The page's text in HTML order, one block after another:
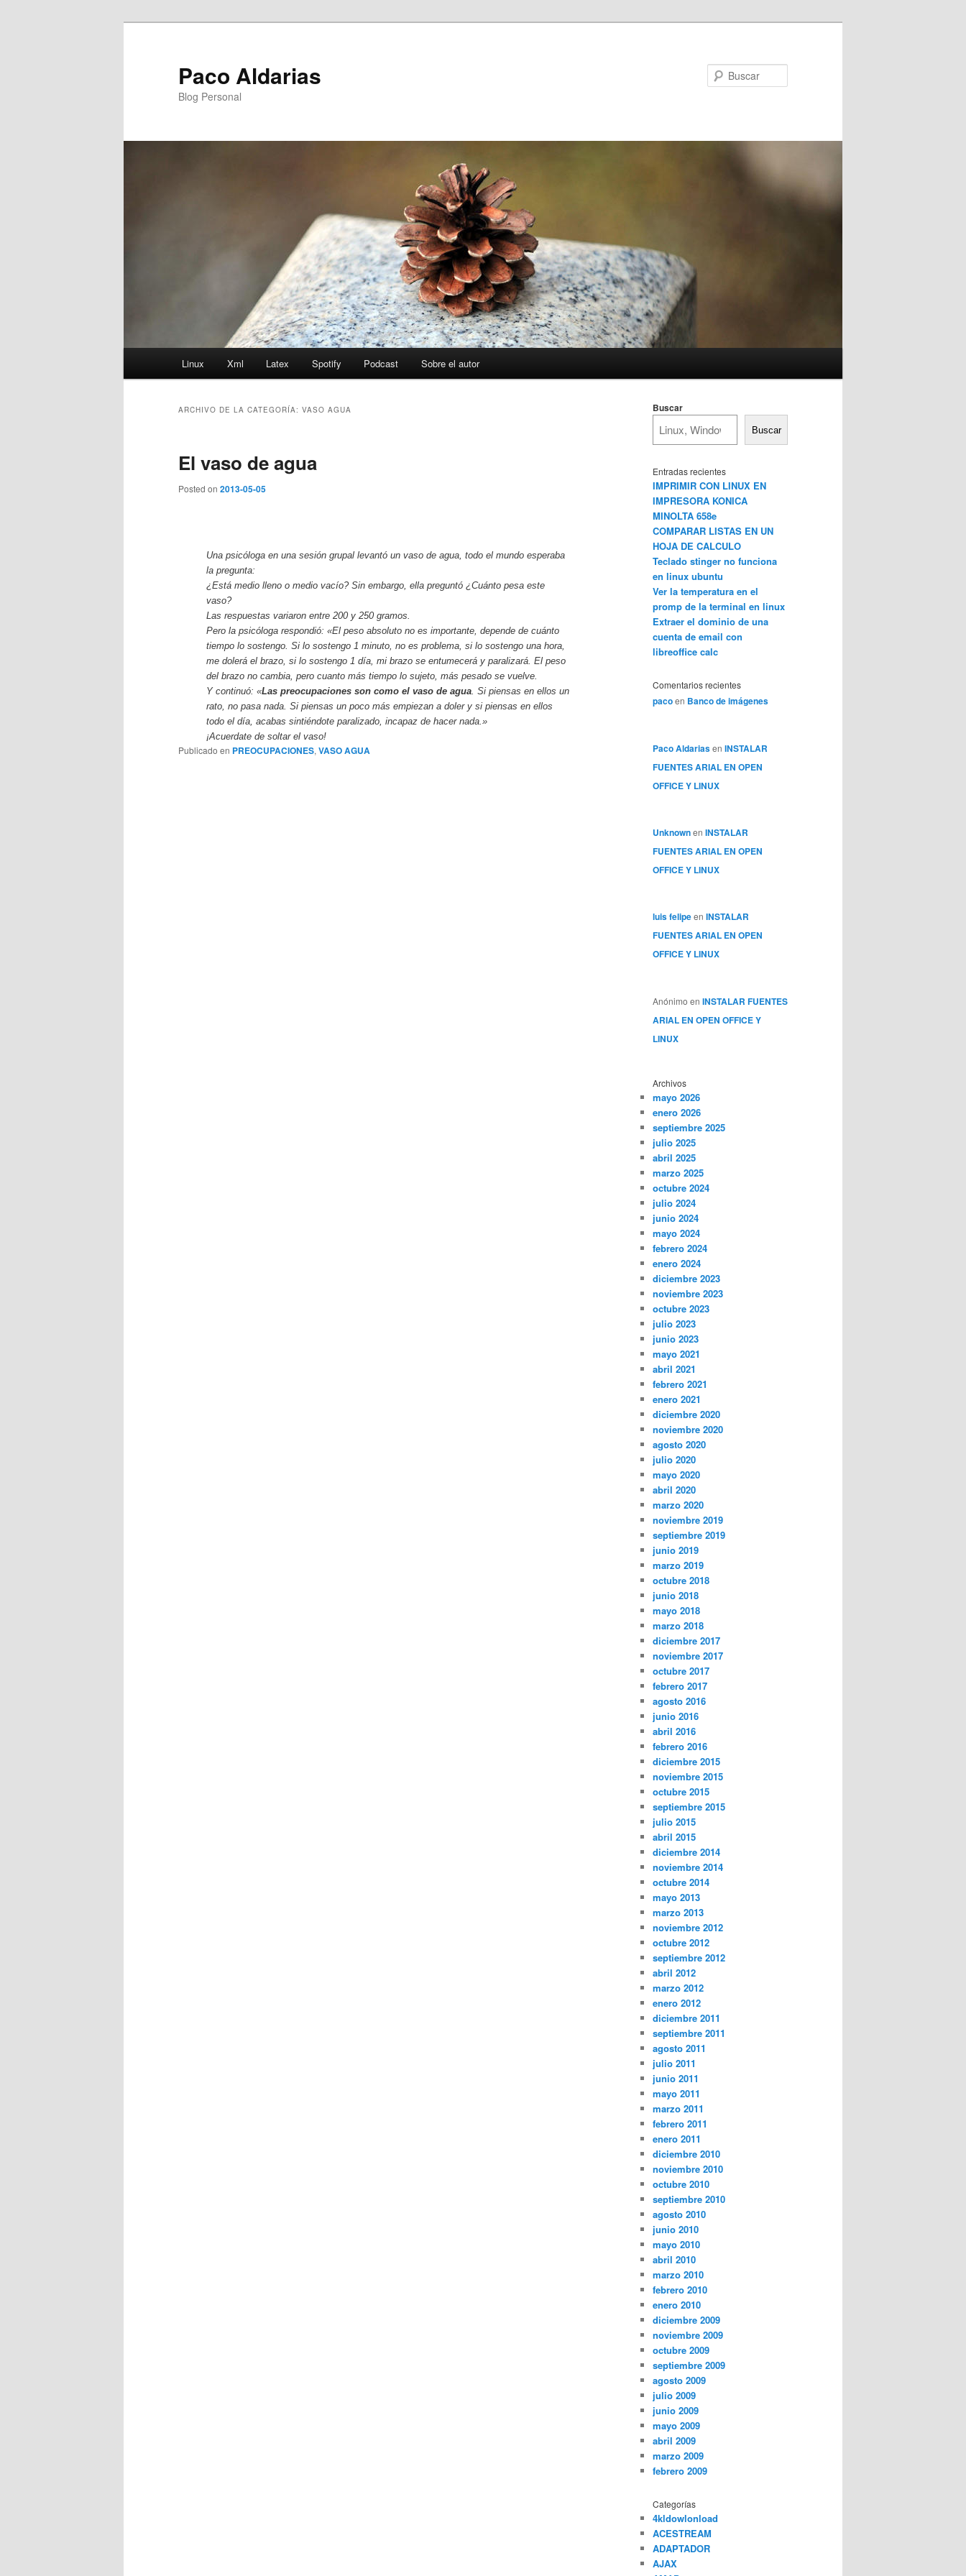
Paco Aldarias
Blog Personal
Linux Xml Latex Spotify Podcast Sobre el autor
ARCHIVO DE LA CATEGORÍA: VASO AGUA
El vaso de agua
Posted on 2013-05-05
Una psicóloga en una sesión grupal levantó un vaso de agua, todo el mundo esperaba
la pregunta:
¿Está medio lleno o medio vacío? Sin embargo, ella preguntó ¿Cuánto pesa este
vaso?
Las respuestas variaron entre 200 y 250 gramos.
Pero la psicóloga respondió: «El peso absoluto no es importante, depende de cuánto
tiempo lo sostengo. Si lo sostengo 1 minuto, no es problema, si lo sostengo una hora,
me dolerá el brazo, si lo sostengo 1 día, mi brazo se entumecerá y paralizará. El peso
del brazo no cambia, pero cuanto más tiempo lo sujeto, más pesado se vuelve.
Y continuó: «Las preocupaciones son como el vaso de agua . Si piensas en ellos un
rato, no pasa nada. Si piensas un poco más empiezan a doler y si piensas en ellos
todo el día, acabas sintiéndote paralizado, incapaz de hacer nada.»
¡Acuerdate de soltar el vaso!
Publicado en PREOCUPACIONES, VASO AGUA
Buscar
Buscar
Entradas recientes
IMPRIMIR CON LINUX EN
IMPRESORA KONICA
MINOLTA 658e
COMPARAR LISTAS EN UN
HOJA DE CALCULO
Teclado stinger no funciona
en linux ubuntu
Ver la temperatura en el
promp de la terminal en linux
Extraer el dominio de una
cuenta de email con
libreoffice calc
Comentarios recientes
pacoen Banco de imágenes
Paco Aldariasen INSTALAR
FUENTES ARIAL EN OPEN
OFFICE Y LINUX
Unknownen INSTALAR
FUENTES ARIAL EN OPEN
OFFICE Y LINUX
luis felipeen INSTALAR
FUENTES ARIAL EN OPEN
OFFICE Y LINUX
Anónimo en INSTALAR FUENTES
ARIAL EN OPEN OFFICE Y
LINUX
Archivos
mayo 2026
enero 2026
septiembre 2025
julio 2025
abril 2025
marzo 2025
octubre 2024
julio 2024
junio 2024
mayo 2024
febrero 2024
enero 2024
diciembre 2023
noviembre 2023
octubre 2023
julio 2023
junio 2023
mayo 2021
abril 2021
febrero 2021
enero 2021
diciembre 2020
noviembre 2020
agosto 2020
julio 2020
mayo 2020
abril 2020
marzo 2020
noviembre 2019
septiembre 2019
junio 2019
marzo 2019
octubre 2018
junio 2018
mayo 2018
marzo 2018
diciembre 2017
noviembre 2017
octubre 2017
febrero 2017
agosto 2016
junio 2016
abril 2016
febrero 2016
diciembre 2015
noviembre 2015
octubre 2015
septiembre 2015
julio 2015
abril 2015
diciembre 2014
noviembre 2014
octubre 2014
mayo 2013
marzo 2013
noviembre 2012
octubre 2012
septiembre 2012
abril 2012
marzo 2012
enero 2012
diciembre 2011
septiembre 2011
agosto 2011
julio 2011
junio 2011
mayo 2011
marzo 2011
febrero 2011
enero 2011
diciembre 2010
noviembre 2010
octubre 2010
septiembre 2010
agosto 2010
junio 2010
mayo 2010
abril 2010
marzo 2010
febrero 2010
enero 2010
diciembre 2009
noviembre 2009
octubre 2009
septiembre 2009
agosto 2009
julio 2009
junio 2009
mayo 2009
abril 2009
marzo 2009
febrero 2009
Categorías
4kldowlonload
ACESTREAM
ADAPTADOR
AJAX